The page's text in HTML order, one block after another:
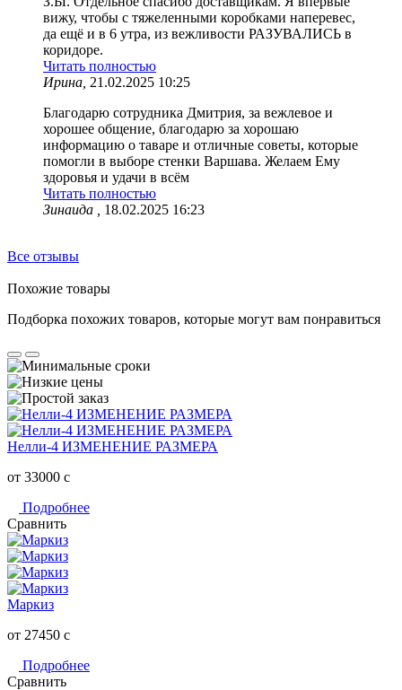
вижу, чтобы с тяжеленными коробками наперевес,
да ещё и в 6 утра, из вежливости РАЗУВАЛИСЬ в
коридоре.
Читать полностью
Ирина, 21.02.2025 10:25
Благодарю сотрудника Дмитрия, за вежлевое и
хорошее общение, благодарю за хорошаю
информацию о таваре и отличные советы, которые
помогли в выборе стенки Варшава. Желаем Ему
здоровья и удачи в всём
Читать полностью
Зинаида ,
18.02.2025 16:23
Все отзывы
Похожие товары
Подборка похожих товаров, которые могут вам понравиться
Нелли-4 ИЗМЕНЕНИЕ РАЗМЕРА
от 33000 c
Подробнее
Сравнить
Маркиз
от 27450 c
Подробнее
Сравнить